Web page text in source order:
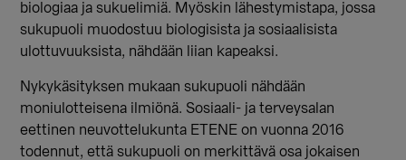
biologiaa ja sukuelimiä. Myöskin lähestymistapa, jossa
sukupuoli muodostuu biologisista ja sosiaalisista
ulottuvuuksista, nähdään liian kapeaksi.
Nykykäsityksen mukaan sukupuoli nähdään
moniulotteisena ilmiönä. Sosiaali- ja terveysalan
eettinen neuvottelukunta ETENE on vuonna 2016
todennut, että sukupuoli on merkittävä osa jokaisen